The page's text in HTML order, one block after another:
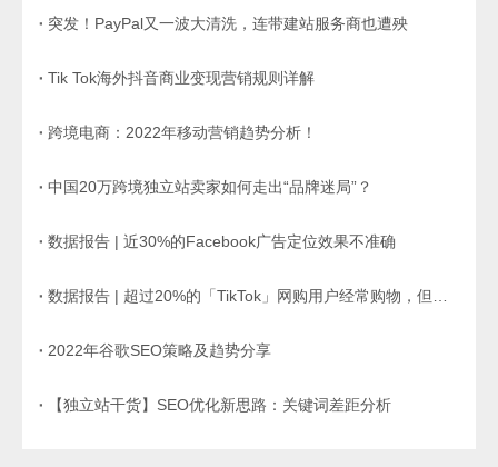
突发！PayPal又一波大清洗，连带建站服务商也遭殃
Tik Tok海外抖音商业变现营销规则详解
跨境电商：2022年移动营销趋势分析！
中国20万跨境独立站卖家如何走出“品牌迷局”？
数据报告 | 近30%的Facebook广告定位效果不准确
2022年谷歌SEO策略及趋势分享
【独立站干货】SEO优化新思路：关键词差距分析